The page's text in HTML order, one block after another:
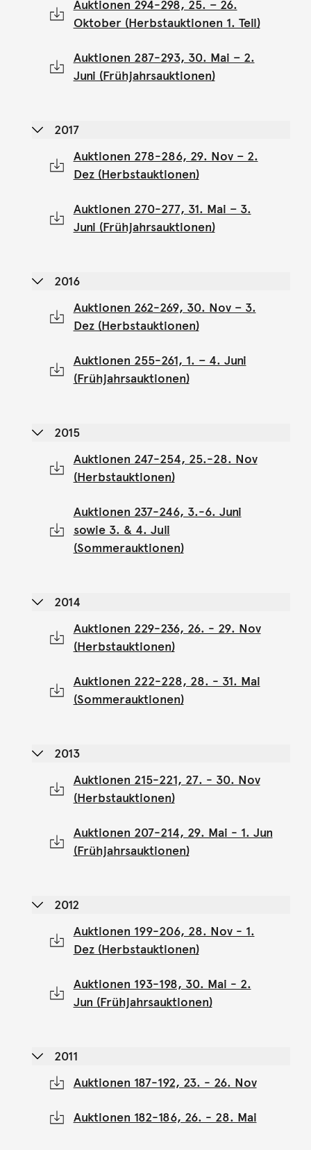
Auktionen 294-298, 25. – 26.
Oktober (Herbstauktionen 1. Teil)
Auktionen 287-293, 30. Mai – 2.
Juni (Frühjahrsauktionen)
2017
Auktionen 278-286, 29. Nov – 2.
Dez (Herbstauktionen)
Auktionen 270-277, 31. Mai – 3.
Juni (Frühjahrsauktionen)
2016
Auktionen 262-269, 30. Nov – 3.
Dez (Herbstauktionen)
Auktionen 255-261, 1. – 4. Juni
(Frühjahrsauktionen)
2015
Auktionen 247-254, 25.-28. Nov
(Herbstauktionen)
Auktionen 237-246, 3.-6. Juni
sowie 3. & 4. Juli
(Sommerauktionen)
2014
Auktionen 229-236, 26. - 29. Nov
(Herbstauktionen)
Auktionen 222-228, 28. - 31. Mai
(Sommerauktionen)
2013
Auktionen 215-221, 27. - 30. Nov
(Herbstauktionen)
Auktionen 207-214, 29. Mai - 1. Jun
(Frühjahrsauktionen)
2012
Auktionen 199-206, 28. Nov - 1.
Dez (Herbstauktionen)
Auktionen 193-198, 30. Mai - 2.
Jun (Frühjahrsauktionen)
2011
Auktionen 187-192, 23. - 26. Nov
Auktionen 182-186, 26. - 28. Mai